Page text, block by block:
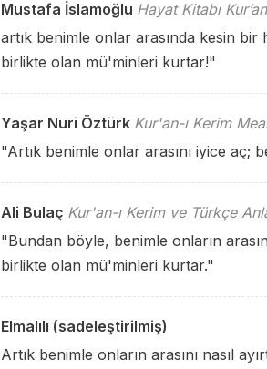
Mustafa İslamoğlu Hayat Kitabı Kur’an
artık benimle onlar arasında kesin
birlikte olan mü'minleri kurtar!"
Yaşar Nuri Öztürk Kur'an-ı Kerim
"Artık benimle onlar arasını iyice aç;
Ali Bulaç Kur'an-ı Kerim ve Türkçe
"Bundan böyle, benimle onların
birlikte olan mü'minleri kurtar."
Elmalılı (sadeleştirilmiş)
Artık benimle onların arasını nasıl